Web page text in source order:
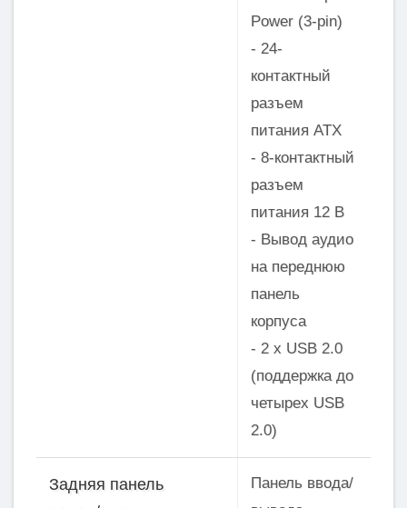
Power (3-pin)
- 24-
контактный
разъем
питания ATX
- 8-контактный
разъем
питания 12 В
- Вывод аудио
на переднюю
панель
корпуса
- 2 x USB 2.0
(поддержка до
четырех USB
2.0)
Задняя панель
Панель ввода/